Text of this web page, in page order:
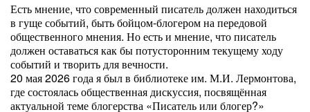
Есть мнение, что современный писатель должен находиться
в гуще событий, быть бойцом-блогером на передовой
общественного мнения. Но есть и мнение, что писатель
должен оставаться как бы потусторонним текущему ходу
событий и творить для вечности.
20 мая 2026 года я был в библиотеке им. М.И. Лермонтова,
где состоялась общественная дискуссия, посвящённая
актуальной теме блогерства «Писатель или блогер?»